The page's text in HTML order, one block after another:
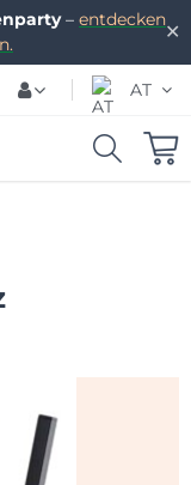
✕
– entdecken
AT